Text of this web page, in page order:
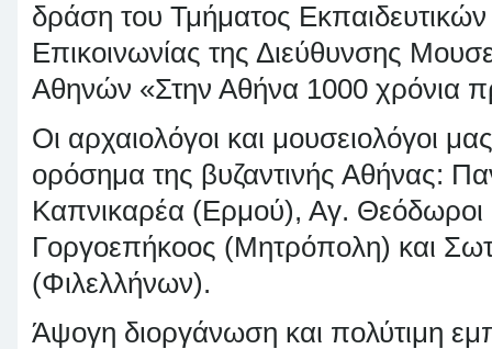
δράση του Τμήματος
Επικοινωνίας της Διεύθυνσης
Αθηνών «Στην Αθήνα 1000 χρόνια
Οι αρχαιολόγοι και μουσειολόγοι
ορόσημα της βυζαντινής Αθήνας:
Καπνικαρέα (Ερμού), Αγ.
Γοργοεπήκοος (Μητρόπολη) και
(Φιλελλήνων).
Άψογη διοργάνωση και πολύτιμη